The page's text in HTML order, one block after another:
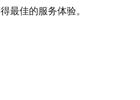
最佳的服务体验。